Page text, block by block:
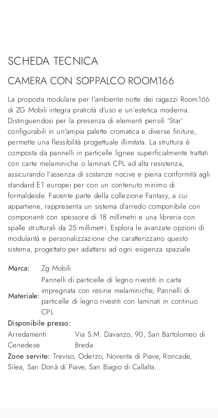
SCHEDA TECNICA
CAMERA CON SOPPALCO ROOM166
La proposta modulare per l'ambiente notte dei ragazzi Room166
di ZG Mobili integra praticità d'uso e un'estetica moderna.
Distinguendosi per la presenza di elementi pensili 'Star'
configurabili in un'ampia palette cromatica e diverse finiture,
permette una flessibilità progettuale illimitata. La struttura è
composta da pannelli in particelle lignee superficialmente trattati
con carte melaminiche o laminati CPL ad alta resistenza,
assicurando l'assenza di sostanze nocive e piena conformità agli
standard E1 europei per con un contenuto minimo di
formaldeide. Facente parte della collezione Fantasy, a cui
appartiene, rappresenta un sistema d'arredo componibile con
componenti con spessore di 18 millimetri e una libreria con
spalle strutturali da 25 millimetri. Esplora le avanzate opzioni di
modularità e personalizzazione che caratterizzano questo
sistema, progettato per adattarsi ad ogni esigenza spaziale.
Marca:
Zg Mobili
Materiale:
Pannelli di particelle di legno rivestiti in carta
impregnata con resine melaminiche, Pannelli di
particelle di legno rivestiti con laminati in continuo
CPL
Disponibile presso:
Arredamenti
Cenedese
Via S.M. Davanzo, 90,San Bartolomeo di
Breda
Zone servite: Treviso, Oderzo, Noventa di Piave, Roncade,
Silea, San Donà di Piave, San Biagio di Callalta...